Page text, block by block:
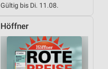
Gültig bis Di. 11.08.
Höffner